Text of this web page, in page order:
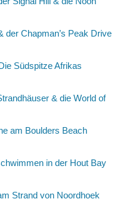
Bo-Kaap(Südafrika)
Signal Hill & die Noon
Chapman’s Peak Drive
Südspitze Afrikas
& die World of
am Boulders Beach
in der Hout Bay
Strand von Noordhoek